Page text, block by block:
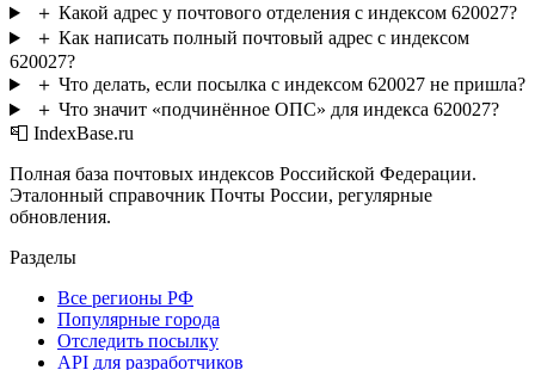
＋ Какой адрес у почтового отделения с индексом 620027?
＋ Как написать полный почтовый адрес с индексом
620027?
＋ Что делать, если посылка с индексом 620027 не пришла?
＋ Что значит «подчинённое ОПС» для индекса 620027?
📮 IndexBase.ru
Полная база почтовых индексов Российской Федерации.
Эталонный справочник Почты России, регулярные
обновления.
Разделы
Все регионы РФ
Популярные города
Отследить посылку
API для разработчиков